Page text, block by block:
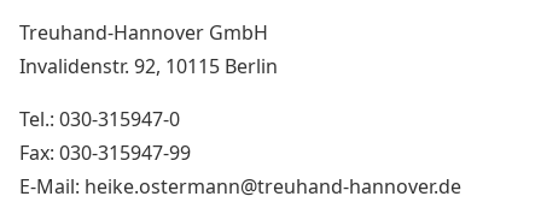
Treuhand-Hannover GmbH
Invalidenstr. 92, 10115 Berlin
Tel.: 030-315947-0
Fax: 030-315947-99
E-Mail: heike.ostermann@treuhand-hannover.de